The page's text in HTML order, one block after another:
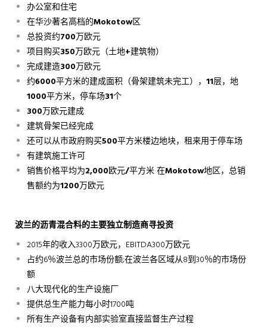
办公室和住宅
在华沙著名高档的Mokotow区
总投资约700万欧元
项目购买350万欧元（土地+建筑物）
完成建造300万欧元
约6000平方米的建成面积（骨架建筑未完工）， 11层，地
1000平方米，停车场31个
300万欧元建成
建筑骨架已经完成
还可以从市政府购买500平方米楼边地块，租来用于停车场
有建筑施工许可
销售价格平均为2,000欧元/平方米在Mokotow地区，总销
售额约为1200万欧元
波兰的沥青混合料的主要独立制造商寻投资
2015年的收入3300万欧元，EBITDA300万欧元
占约6％波兰总的市场份额;在波兰各区域从8到30％的市场份
额
八大现代化的生产设施厂
提供总生产能力每小时1700吨
所有生产设备有内部实验室直接监督生产过程